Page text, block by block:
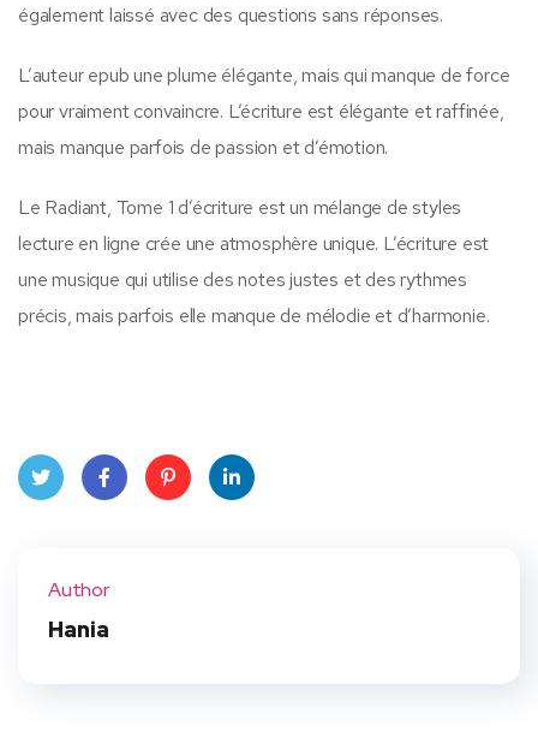
également laissé avec des questions sans réponses.
L’auteur epub une plume élégante, mais qui manque de force
pour vraiment convaincre. L’écriture est élégante et raffinée,
mais manque parfois de passion et d’émotion.
Le Radiant, Tome 1 d’écriture est un mélange de styles
lecture en ligne crée une atmosphère unique. L’écriture est
une musique qui utilise des notes justes et des rythmes
précis, mais parfois elle manque de mélodie et d’harmonie.
Author
Hania